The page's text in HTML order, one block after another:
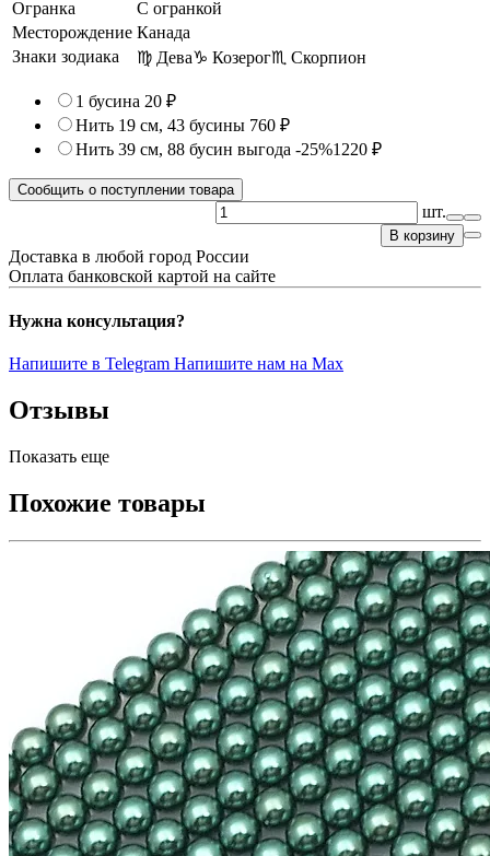
Огранка
С огранкой
Месторождение Канада
Знаки зодиака
♍ Дева♑ Козерог♏ Скорпион
1 бусина 20 ₽
Нить 19 см, 43 бусины 760 ₽
Нить 39 см, 88 бусин выгода -25%1220 ₽
Сообщить о поступлении товара
шт.
В корзину
Доставка в любой город России
Оплата банковской картой на сайте
Нужна консультация?
Напишите в Telegram Напишите нам на Max
Отзывы
Показать еще
Похожие товары